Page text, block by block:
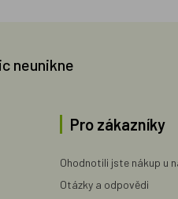
neunikne
Pro zákazníky
Ohodnotili jste nákup u
Otázky a odpovědi